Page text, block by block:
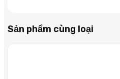
Sản phẩm cùng loại